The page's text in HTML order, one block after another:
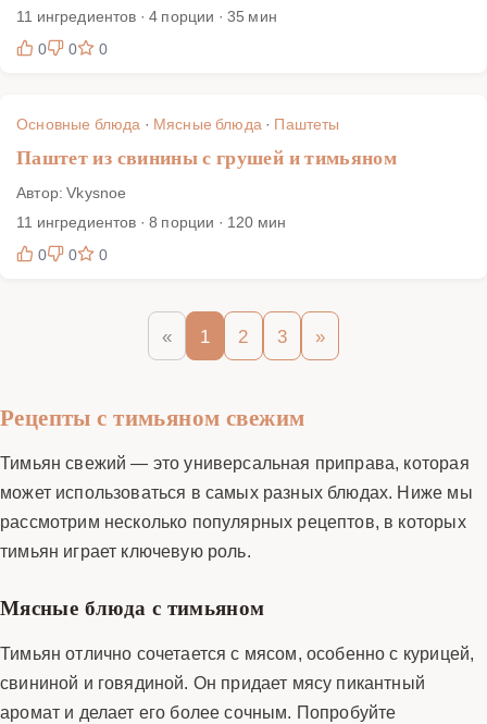
11 ингредиентов · 4 порции · 35 мин
0
0 0
Основные блюда · Мясные блюда· Паштеты
Паштет из свинины с грушей и тимьяном
Автор: Vkysnoe
11 ингредиентов · 8 порции · 120 мин
0
0 0
« 1 2 3 »
Рецепты с тимьяном свежим
Тимьян свежий — это универсальная приправа, которая
может использоваться в самых разных блюдах. Ниже мы
рассмотрим несколько популярных рецептов, в которых
тимьян играет ключевую роль.
Мясные блюда с тимьяном
Тимьян отлично сочетается с мясом, особенно с курицей,
свининой и говядиной. Он придает мясу пикантный
аромат и делает его более сочным. Попробуйте